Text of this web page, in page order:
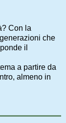
Con la
che
il
a partire da
almeno in